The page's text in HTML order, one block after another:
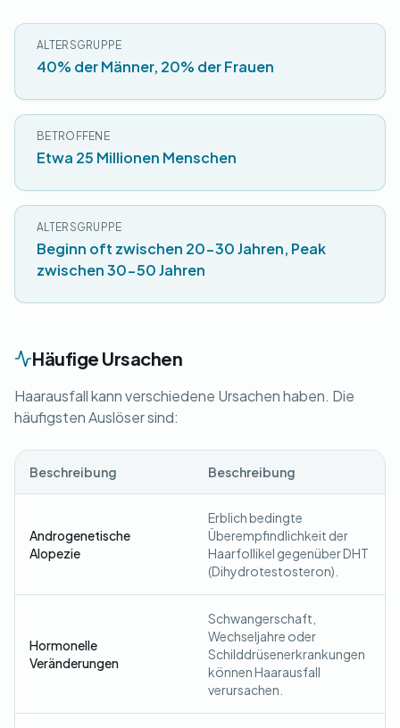
ALTERSGRUPPE
40% der Männer, 20% der Frauen
BETROFFENE
Etwa 25 Millionen Menschen
ALTERSGRUPPE
Beginn oft zwischen 20-30 Jahren, Peak
zwischen 30-50 Jahren
Häufige Ursachen
Haarausfall kann verschiedene Ursachen haben. Die
häufigsten Auslöser sind:
Beschreibung Beschreibung
Androgenetische
Alopezie
Erblich bedingte
Überempfindlichkeit der
Haarfollikel gegenüber DHT
(Dihydrotestosteron).
Hormonelle
Veränderungen
Schwangerschaft,
Wechseljahre oder
Schilddrüsenerkrankungen
können Haarausfall
verursachen.